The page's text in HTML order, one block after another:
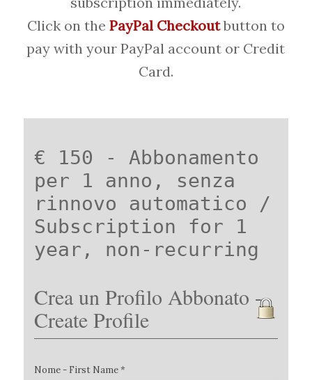
Click on the PayPal Checkoutbutton to
pay with your PayPal account or Credit
Card.
€ 150 - Abbonamento
per 1 anno, senza
rinnovo automatico /
Subscription for 1
year, non-recurring
Crea un Profilo Abbonato -
Create Profile
Nome - First Name *